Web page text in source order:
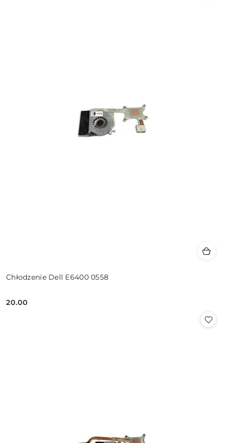
Chłodzenie Dell E6400 0558
Cena:
20.00